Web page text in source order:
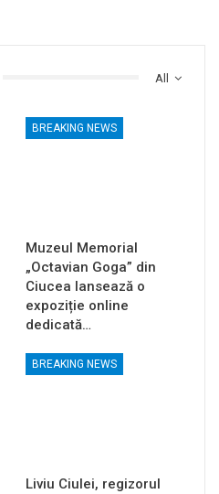
All
BREAKING NEWS
Muzeul Memorial
„Octavian Goga” din
Ciucea lansează o
expoziție online
dedicată…
BREAKING NEWS
Liviu Ciulei, regizorul